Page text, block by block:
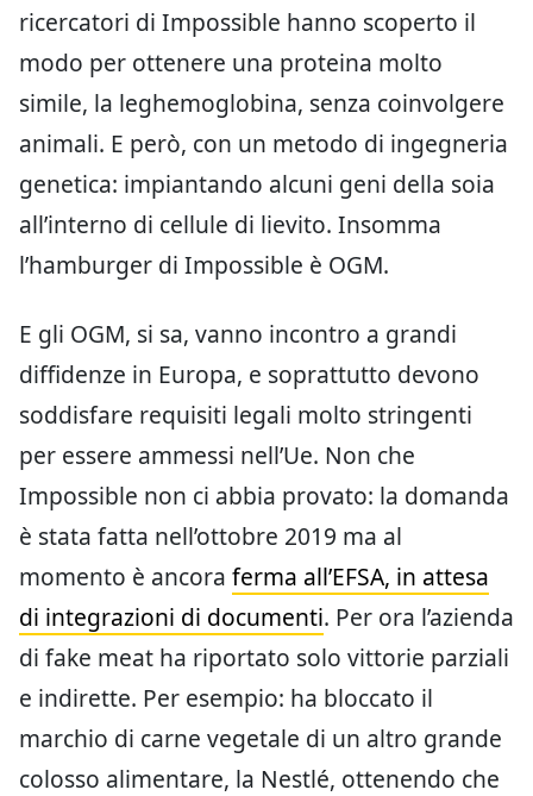
ricercatori di Impossible hanno scoperto il
modo per ottenere una proteina molto
simile, la leghemoglobina, senza coinvolgere
animali. E però, con un metodo di ingegneria
genetica: impiantando alcuni geni della soia
all’interno di cellule di lievito. Insomma
l’hamburger di Impossible è OGM.
E gli OGM, si sa, vanno incontro a grandi
diffidenze in Europa, e soprattutto devono
soddisfare requisiti legali molto stringenti
per essere ammessi nell’Ue. Non che
Impossible non ci abbia provato: la domanda
è stata fatta nell’ottobre 2019 ma al
momento è ancora ferma all’EFSA, in attesa
di integrazioni di documenti. Per ora l’azienda
di fake meat ha riportato solo vittorie parziali
e indirette. Per esempio: ha bloccato il
marchio di carne vegetale di un altro grande
colosso alimentare, la Nestlé, ottenendo che